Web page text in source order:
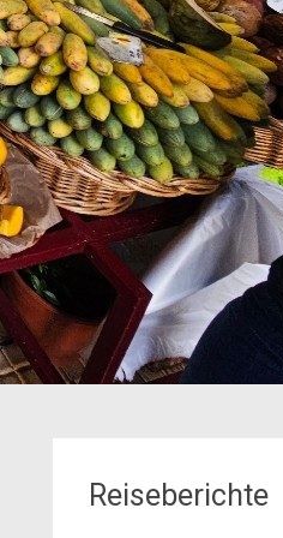
Reiseberichte